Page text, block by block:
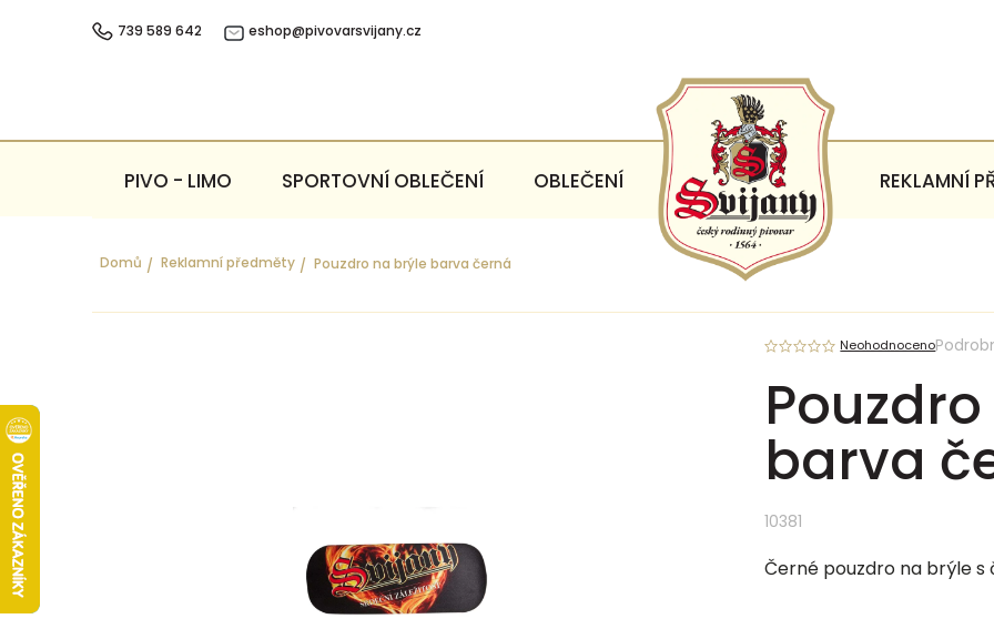
739 589 642 eshop@pivovarsvijany.cz
PIVO - LIMO SPORTOVNÍ OBLEČENÍ OBLEČENÍ REKLAMNÍ
Domů Reklamní předměty Pouzdro na brýle barva černá
barva
10381
Neohodnoceno
Černé pouzdro na brýle